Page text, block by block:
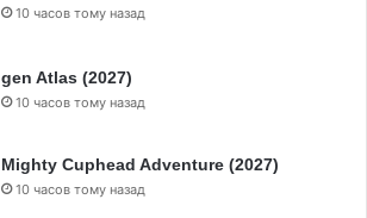
10 часов тому назад
gen Atlas (2027)
10 часов тому назад
Mighty Cuphead Adventure (2027)
10 часов тому назад